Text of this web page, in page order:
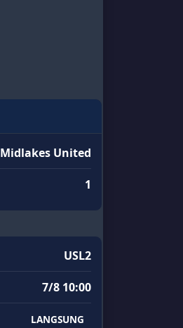
Midlakes United
1
USL2
7/8 10:00
LANGSUNG